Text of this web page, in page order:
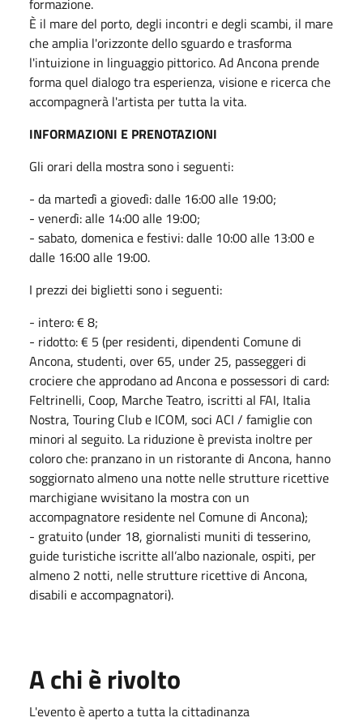
È il mare del porto, degli incontri e degli scambi, il mare
che amplia l'orizzonte dello sguardo e trasforma
l'intuizione in linguaggio pittorico. Ad Ancona prende
forma quel dialogo tra esperienza, visione e ricerca che
accompagnerà l'artista per tutta la vita.
INFORMAZIONI E PRENOTAZIONI
Gli orari della mostra sono i seguenti:
- da martedì a giovedì: dalle 16:00 alle 19:00;
- venerdì: alle 14:00 alle 19:00;
- sabato, domenica e festivi: dalle 10:00 alle 13:00 e
dalle 16:00 alle 19:00.
I prezzi dei biglietti sono i seguenti:
- intero: € 8;
- ridotto: € 5 (per residenti, dipendenti Comune di
Ancona, studenti, over 65, under 25, passeggeri di
crociere che approdano ad Ancona e possessori di card:
Feltrinelli, Coop, Marche Teatro, iscritti al FAI, Italia
Nostra, Touring Club e ICOM, soci ACI / famiglie con
minori al seguito. La riduzione è prevista inoltre per
coloro che: pranzano in un ristorante di Ancona, hanno
soggiornato almeno una notte nelle strutture ricettive
marchigiane wvisitano la mostra con un
accompagnatore residente nel Comune di Ancona);
- gratuito (under 18, giornalisti muniti di tesserino,
guide turistiche iscritte all’albo nazionale, ospiti, per
almeno 2 notti, nelle strutture ricettive di Ancona,
disabili e accompagnatori).
A chi è rivolto
L'evento è aperto a tutta la cittadinanza